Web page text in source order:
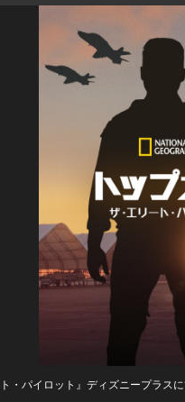
ト・パイロット』ディズニープラ